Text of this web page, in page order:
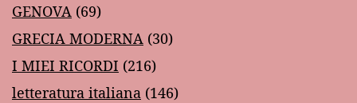
GENOVA (69)
GRECIA MODERNA (30)
I MIEI RICORDI (216)
letteratura italiana (146)